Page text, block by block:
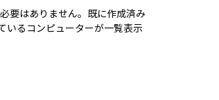
要はありません。既に作成済み
いるコンピューターが一覧表示